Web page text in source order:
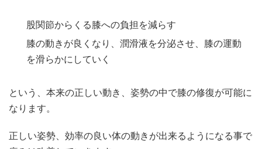
股関節からくる膝への負担を減らす
膝の動きが良くなり、潤滑液を分泌させ、膝の運動
を滑らかにしていく
という、本来の正しい動き、姿勢の中で膝の修復が可能に
なります。
正しい姿勢、効率の良い体の動きが出来るようになる事で